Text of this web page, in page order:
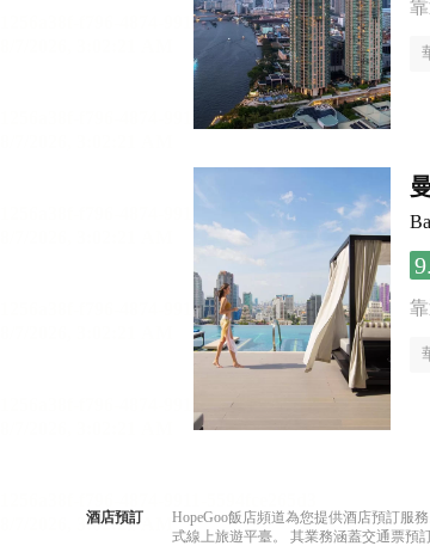
酒店預訂
HopeGoo飯店頻道為您提供酒店預訂服
式線上旅遊平臺。 其業務涵蓋交通票預